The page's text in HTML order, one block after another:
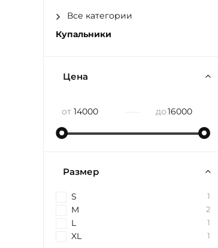
Все категории
Купальники
Цена
от до
Размер
S 1
M 2
L 1
XL 1